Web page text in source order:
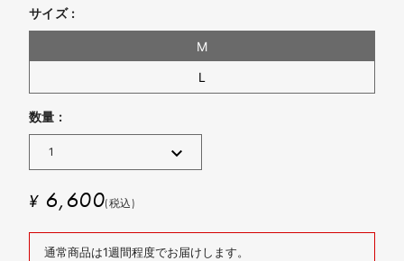
サイズ :
M
L
数量 :
¥ 6,600(税込)
通常商品は1週間程度でお届けします。